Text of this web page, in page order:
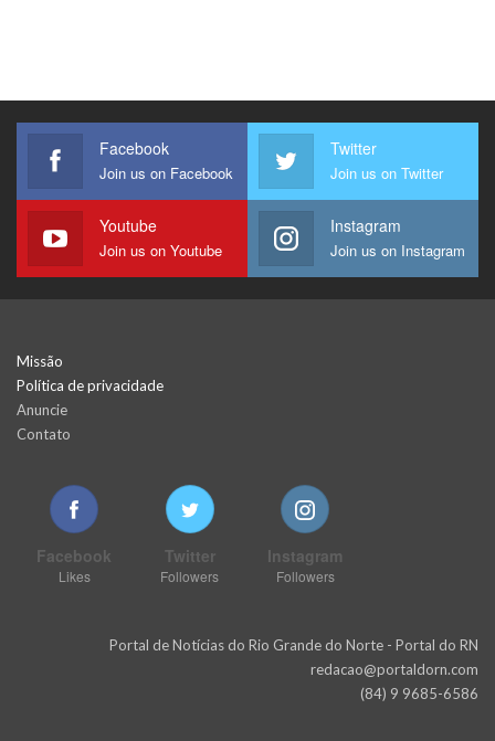
Facebook
Join us on Facebook
Twitter
Join us on Twitter
Youtube
Join us on Youtube
Instagram
Join us on Instagram
Missão
Política de privacidade
Anuncie
Contato
Facebook
Likes
Twitter
Followers
Instagram
Followers
Portal de Notícias do Rio Grande do Norte - Portal do RN
redacao@portaldorn.com
(84) 9 9685-6586